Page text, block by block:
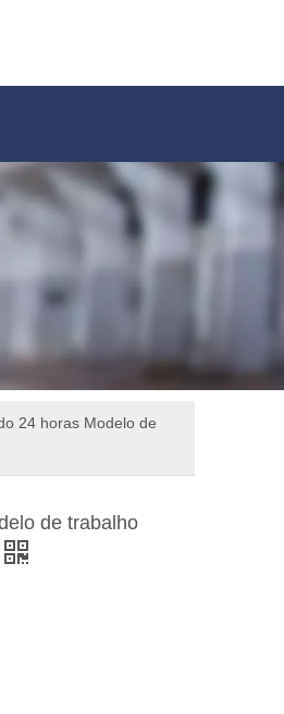
24 horas Modelo de
de trabalho